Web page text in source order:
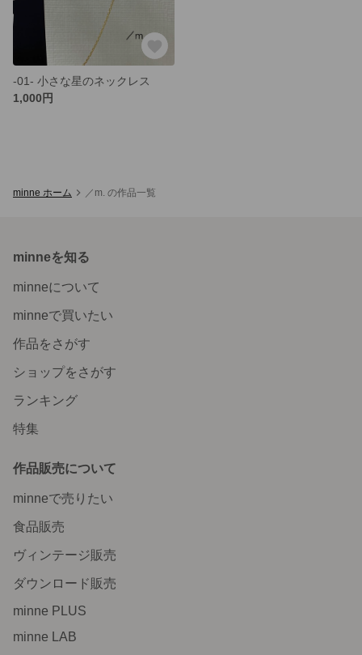
-01- 小さな星のネックレス
1,000円
minne ホーム ／m. の作品一覧
minneを知る
minneについて
minneで買いたい
作品をさがす
ショップをさがす
ランキング
特集
作品販売について
minneで売りたい
食品販売
ヴィンテージ販売
ダウンロード販売
minne PLUS
minne LAB